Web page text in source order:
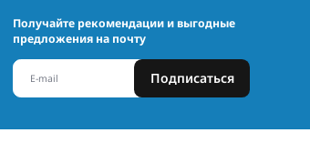
Получайте рекомендации и выгодные
предложения на почту
Подписаться